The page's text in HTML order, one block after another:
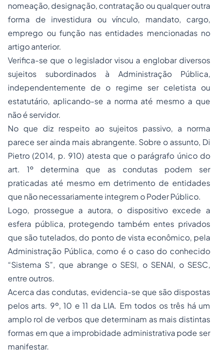
nomeação, designação, contratação ou qualquer outra
forma de investidura ou vínculo, mandato, cargo,
emprego ou função nas entidades mencionadas no
artigo anterior.
Verifica-se que o legislador visou a englobar diversos
sujeitos subordinados à Administração Pública,
independentemente de o regime ser celetista ou
estatutário, aplicando-se a norma até mesmo a que
não é servidor.
No que diz respeito ao sujeitos passivo, a norma
parece ser ainda mais abrangente. Sobre o assunto, Di
Pietro (2014, p. 910) atesta que o parágrafo único do
art. 1º determina que as condutas podem ser
praticadas até mesmo em detrimento de entidades
que não necessariamente integrem o Poder Público.
Logo, prossegue a autora, o dispositivo excede a
esfera pública, protegendo também entes privados
que são tutelados, do ponto de vista econômico, pela
Administração Pública, como é o caso do conhecido
“Sistema S”, que abrange o SESI, o SENAI, o SESC,
entre outros.
Acerca das condutas, evidencia-se que são dispostas
pelos arts. 9º, 10 e 11 da LIA. Em todos os três há um
amplo rol de verbos que determinam as mais distintas
formas em que a improbidade administrativa pode ser
manifestar.